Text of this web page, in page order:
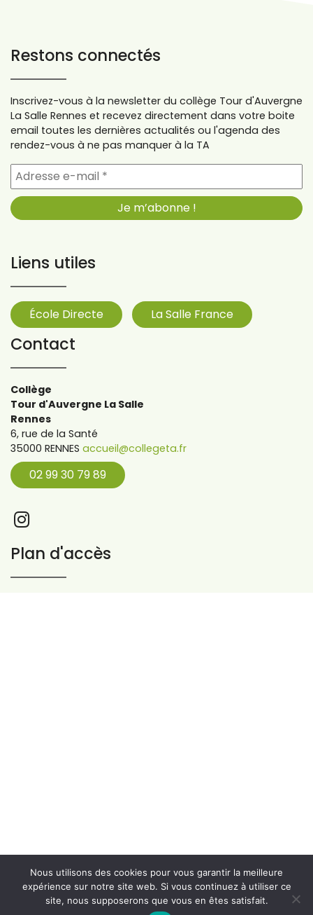
Restons connectés
Inscrivez-vous à la newsletter du collège Tour d'Auvergne
La Salle Rennes et recevez directement dans votre boite
email toutes les dernières actualités ou l'agenda des
rendez-vous à ne pas manquer à la TA
Liens utiles
École Directe La Salle France
Contact
Collège
Tour d'Auvergne La Salle
Rennes
6, rue de la Santé
35000 RENNES accueil@collegeta.fr
02 99 30 79 89
Plan d'accès
Accueil Contact Mentions légales Plan du site
Nous utilisons des cookies pour vous garantir la meilleure
expérience sur notre site web. Si vous continuez à utiliser ce
site, nous supposerons que vous en êtes satisfait.